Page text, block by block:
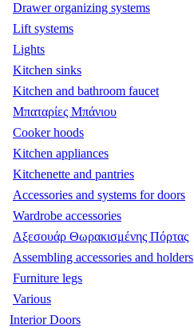
Drawer organizing systems
Lift systems
Lights
Kitchen sinks
Kitchen and bathroom faucet
Μπαταρίες Μπάνιου
Cooker hoods
Kitchen appliances
Kitchenette and pantries
Accessories and systems for doors
Wardrobe accessories
Αξεσουάρ Θωρακισμένης Πόρτας
Assembling accessories and holders
Furniture legs
Various
Interior Doors